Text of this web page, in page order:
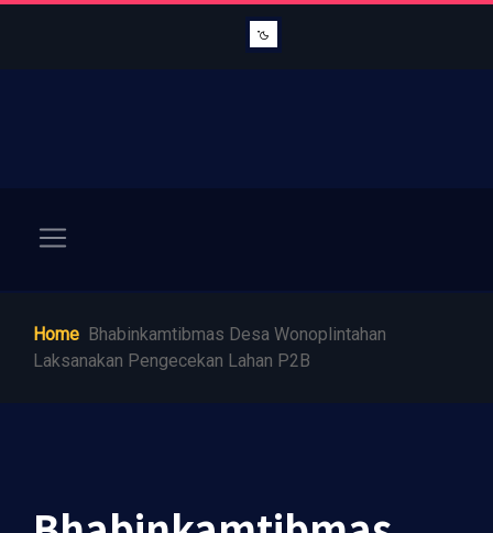
Home Bhabinkamtibmas Desa Wonoplintahan
Laksanakan Pengecekan Lahan P2B